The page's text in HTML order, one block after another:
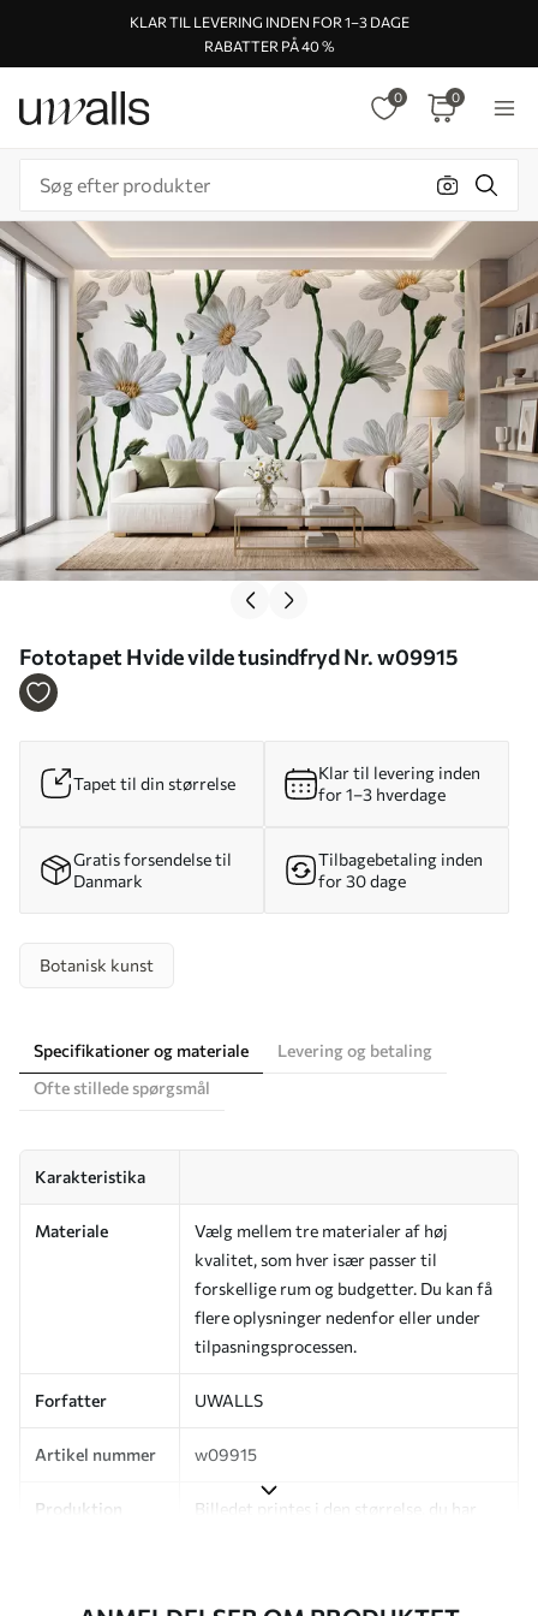
KLAR TIL LEVERING INDEN FOR 1–3 DAGE
RABATTER PÅ 40 %
0 0
Fototapet Hvide vilde tusindfryd Nr. w09915
Tapet til din størrelse
Klar til levering inden
for 1–3 hverdage
Gratis forsendelse til
Danmark
Tilbagebetaling inden
for 30 dage
Botanisk kunst
Specifikationer og materiale
Levering og betaling
Ofte stillede spørgsmål
Karakteristika
Materiale
Vælg mellem tre materialer af høj
kvalitet, som hver især passer til
forskellige rum og budgetter. Du kan få
flere oplysninger nedenfor eller under
tilpasningsprocessen.
Forfatter UWALLS
Artikel nummer w09915
Produktion
Billedet printes i den størrelse, du har